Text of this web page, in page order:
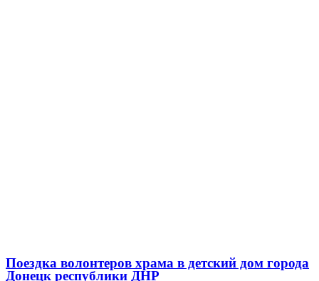
Поездка волонтеров храма в детский дом города
Донецк республики ДНР